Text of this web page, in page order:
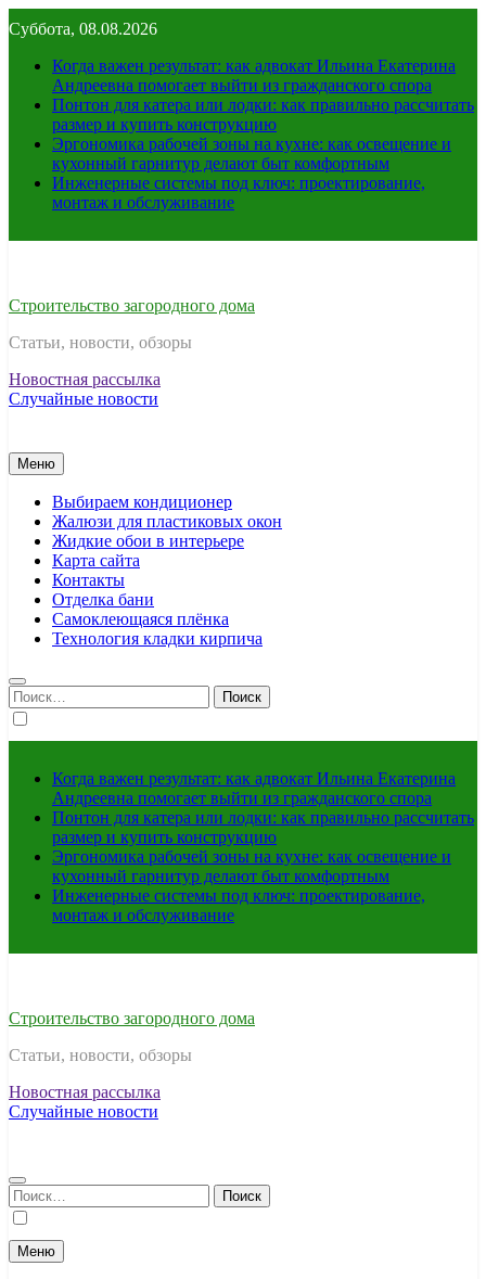
к
содержимому
Суббота, 08.08.2026
Когда важен результат: как адвокат Ильина Екатерина
Андреевна помогает выйти из гражданского спора
Понтон для катера или лодки: как правильно рассчитать
размер и купить конструкцию
Эргономика рабочей зоны на кухне: как освещение и
кухонный гарнитур делают быт комфортным
Инженерные системы под ключ: проектирование,
монтаж и обслуживание
Строительство загородного дома
Статьи, новости, обзоры
Новостная рассылка
Случайные новости
Меню
Выбираем кондиционер
Жалюзи для пластиковых окон
Жидкие обои в интерьере
Карта сайта
Контакты
Отделка бани
Самоклеющаяся плёнка
Технология кладки кирпича
Найти:
Когда важен результат: как адвокат Ильина Екатерина
Андреевна помогает выйти из гражданского спора
Понтон для катера или лодки: как правильно рассчитать
размер и купить конструкцию
Эргономика рабочей зоны на кухне: как освещение и
кухонный гарнитур делают быт комфортным
Инженерные системы под ключ: проектирование,
монтаж и обслуживание
Строительство загородного дома
Статьи, новости, обзоры
Новостная рассылка
Случайные новости
Найти:
Меню